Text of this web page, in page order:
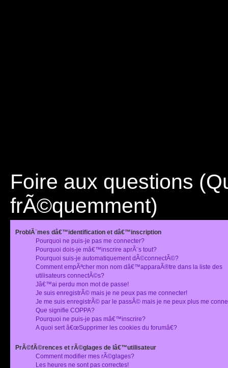
Foire aux questions
frÃ©quemment)
ProblÃ¨mes dâ€™identification et dâ€™inscription
Pourquoi ne puis-je pas me connecter?
Pourquoi dois-je mâ€™inscrire aprÃ¨s tout?
Pourquoi suis-je automatiquement dÃ©connectÃ©?
Comment empÃªcher mon nom dâ€™apparaÃ®tre dans la liste des
utilisateurs connectÃ©s?
Jâ€™ai perdu mon mot de passe!
Je suis enregistrÃ© mais je ne peux pas me connecter!
Je me suis enregistrÃ© par le passÃ© mais je ne peux plus me
Que signifie COPPA?
Pourquoi ne puis-je pas mâ€™inscrire?
A quoi sert â€œSupprimer les cookies du forumâ€?
PrÃ©fÃ©rences et rÃ©glages de lâ€™utilisateur
Comment modifier mes rÃ©glages?
Les heures ne sont pas correctes!